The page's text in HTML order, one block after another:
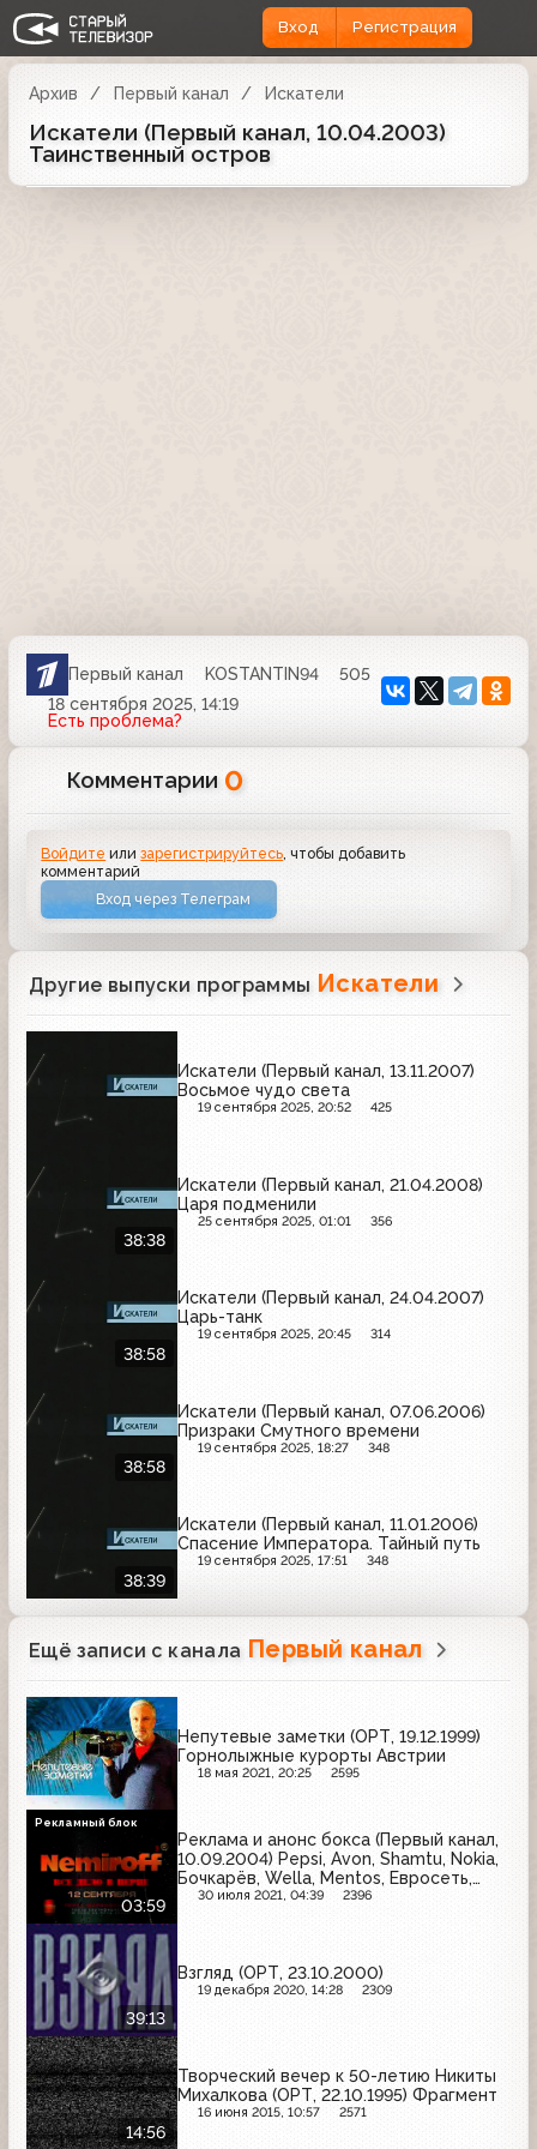
Вход Регистрация
Архив Первый канал Искатели
Искатели (Первый канал, 10.04.2003)
Таинственный остров
Первый канал KOSTANTIN94
505
18 сентября 2025, 14:19
Есть проблема?
Комментарии 0
Войдите илизарегистрируйтесь , чтобы добавить
комментарий
Вход через Телеграм
Другие выпуски программы Искатели
Искатели (Первый канал, 13.11.2007)
Восьмое чудо света
19 сентября 2025, 20:52 425
38:38
Искатели (Первый канал, 21.04.2008)
Царя подменили
25 сентября 2025, 01:01 356
38:58
Искатели (Первый канал, 24.04.2007)
Царь-танк
19 сентября 2025, 20:45 314
38:58
Искатели (Первый канал, 07.06.2006)
Призраки Смутного времени
19 сентября 2025, 18:27 348
38:39
Искатели (Первый канал, 11.01.2006)
Спасение Императора. Тайный путь
19 сентября 2025, 17:51 348
Ещё записи с канала Первый канал
Непутевые заметки (ОРТ, 19.12.1999)
Горнолыжные курорты Австрии
18 мая 2021, 20:25 2595
03:59
Реклама и анонс бокса (Первый канал,
10.09.2004) Pepsi, Avon, Shamtu, Nokia,
Бочкарёв, Wella, Mentos, Евросеть,
Garnier, Wellaflex, Dirol
30 июля 2021, 04:39 2396
Рекламный блок
39:13
Взгляд (ОРТ, 23.10.2000)
19 декабря 2020, 14:28 2309
14:56
Творческий вечер к 50-летию Никиты
Михалкова (ОРТ, 22.10.1995) Фрагмент
16 июня 2015, 10:57 2571